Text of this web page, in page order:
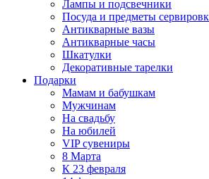
Лампы и подсвечники
Посуда и предметы
Антикварные вазы
Антикварные часы
Шкатулки
Декоративные тарелки
Подарки
Мамам и бабушкам
Мужчинам
На свадьбу
На юбилей
VIP сувениры
8 Марта
К 23 февраля